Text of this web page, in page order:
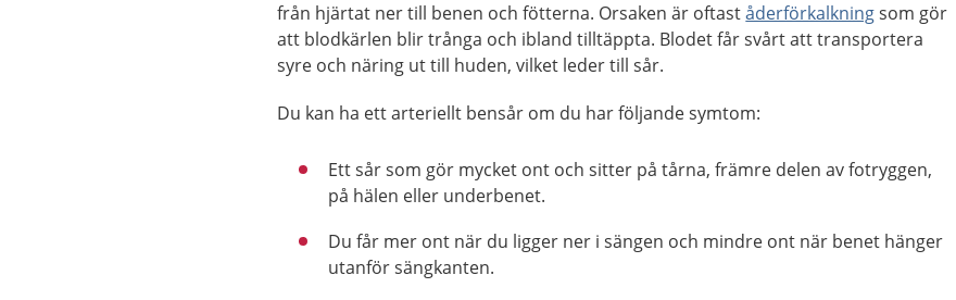
från hjärtat ner till benen och fötterna. Orsaken är oftaståderförkalkningsom gör
att blodkärlen blir trånga och ibland tilltäppta. Blodet får svårt att transportera
syre och näring ut till huden, vilket leder till sår.
Du kan ha ett arteriellt bensår om du har följande symtom:
Ett sår som gör mycket ont och sitter på tårna, främre delen av fotryggen,
på hälen eller underbenet.
Du får mer ont när du ligger ner i sängen och mindre ont när benet hänger
utanför sängkanten.